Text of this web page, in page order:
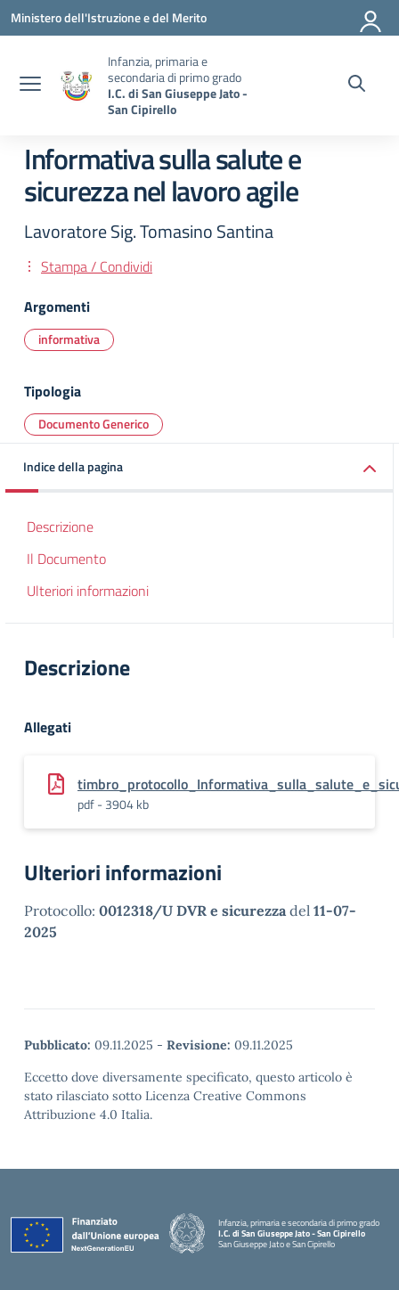
Vai ai contenuti
Vai al menu di navigazione
Vai al footer
Ministero dell'Istruzione e del Merito
Infanzia, primaria e
secondaria di primo grado
I.C. di San Giuseppe Jato -
San Cipirello
Informativa sulla salute e
sicurezza nel lavoro agile
Lavoratore Sig. Tomasino Santina
Stampa / Condividi
Argomenti
informativa
Tipologia
Documento Generico
Indice della pagina
Descrizione
Il Documento
Ulteriori informazioni
Descrizione
Allegati
pdf - 3904 kb
Ulteriori informazioni
Protocollo: 0012318/U DVR e sicurezzadel 11-07-
2025
Pubblicato: 09.11.2025 - Revisione: 09.11.2025
Eccetto dove diversamente specificato, questo articolo è
stato rilasciato sotto Licenza Creative Commons
Attribuzione 4.0 Italia.
Infanzia, primaria e secondaria di primo grado
I.C. di San Giuseppe Jato - San Cipirello
San Giuseppe Jato e San Cipirello